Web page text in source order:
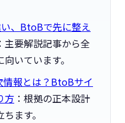
、BtoBで先に整え
主要解説記事から全
いています。
情報とは？BtoBサイ
方 ：根拠の正本設計
ます。